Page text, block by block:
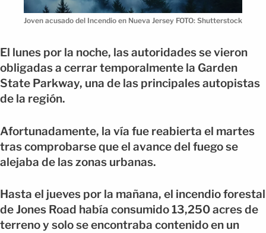
Joven acusado del Incendio en Nueva Jersey FOTO: Shutterstock
El lunes por la noche, las autoridades se vieron
obligadas a cerrar temporalmente la Garden
State Parkway, una de las principales autopistas
de la región.
Afortunadamente, la vía fue reabierta el martes
tras comprobarse que el avance del fuego se
alejaba de las zonas urbanas.
Hasta el jueves por la mañana, el incendio forestal
de Jones Road había consumido 13,250 acres de
terreno y solo se encontraba contenido en un